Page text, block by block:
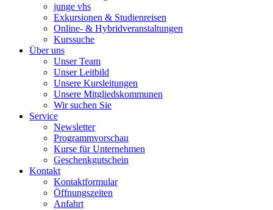
junge vhs
Exkursionen & Studienreisen
Online- & Hybridveranstaltungen
Kurssuche
Über uns
Unser Team
Unser Leitbild
Unsere Kursleitungen
Unsere Mitgliedskommunen
Wir suchen Sie
Service
Newsletter
Programmvorschau
Kurse für Unternehmen
Geschenkgutschein
Kontakt
Kontaktformular
Öffnungszeiten
Anfahrt